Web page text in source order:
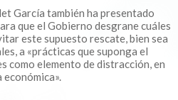
García también ha presentado
que el Gobierno desgrane cuáles
este supuesto rescate, bien sea
a «prácticas que suponga el
como elemento de distracción, en